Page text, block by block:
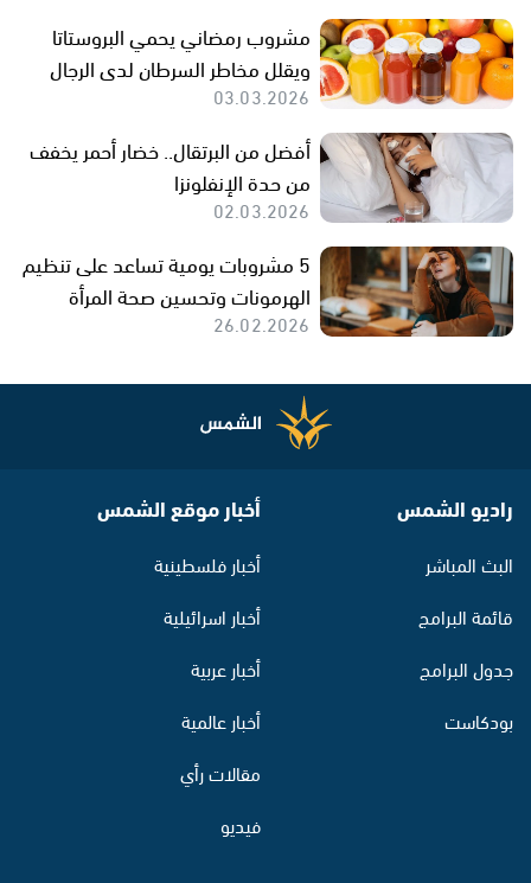
مشروب رمضاني يحمي البروستاتا
ويقلل مخاطر السرطان لدى الرجال
03.03.2026
أفضل من البرتقال.. خضار أحمر يخفف
من حدة الإنفلونزا
02.03.2026
5 مشروبات يومية تساعد على تنظيم
الهرمونات وتحسين صحة المرأة
26.02.2026
راديو الشمس
البث المباشر
قائمة البرامج
جدول البرامج
بودكاست
أخبار موقع الشمس
أخبار فلسطينية
أخبار اسرائيلية
أخبار عربية
أخبار عالمية
مقالات رأي
فيديو